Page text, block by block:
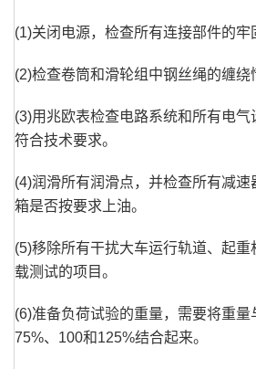
(1)关闭电源，检查所有连接部件的牢
(2)检查卷筒和滑轮组中钢丝绳的缠绕
(3)用兆欧表检查电路系统和所有电气
符合技术要求。
(4)润滑所有润滑点，并检查所有减速
箱是否按要求上油。
(5)移除所有干扰大车运行轨道、起重
载测试的项目。
(6)准备负荷试验的重量，需要将重量
75%、100和125%结合起来。